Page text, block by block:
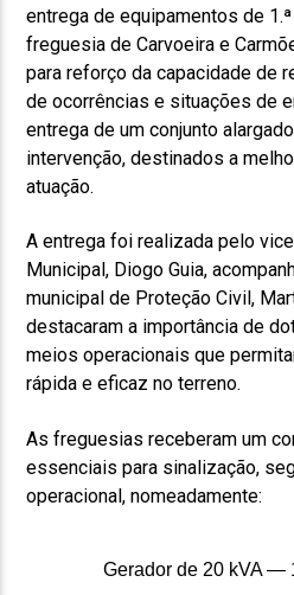
entrega de equipamentos de
freguesia de Carvoeira e
para reforço da capacidade de
de ocorrências e situações de
entrega de um conjunto
intervenção, destinados a
atuação.
A entrega foi realizada pelo
Municipal, Diogo Guia,
municipal de Proteção Civil,
destacaram a importância de
meios operacionais que
rápida e eficaz no terreno.
As freguesias receberam um
essenciais para sinalização,
operacional, nomeadamente:
Gerador de 20 kVA —